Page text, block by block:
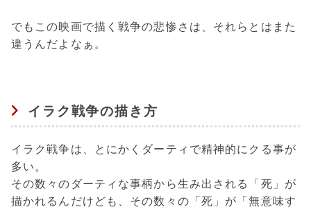
でもこの映画で描く戦争の悲惨さは、それらとはまた
違うんだよなぁ。
イラク戦争の描き方
イラク戦争は、とにかくダーティで精神的にクる事が
多い。
その数々のダーティな事柄から生み出される「死」が
描かれるんだけども、その数々の「死」が「無意味す